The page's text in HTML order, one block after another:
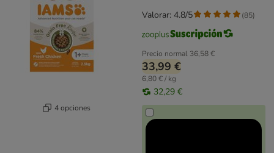
4 opciones
Precio normal 36,58 €
33,99 €
6,80 € / kg
32,29 €
Valorar: 4.8/5 (85)